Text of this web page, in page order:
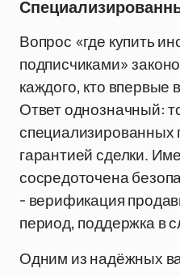
Вопрос «где купить
подписчиками»
каждого, кто впервые
Ответ однозначный:
специализированных
гарантией сделки.
сосредоточена
- верификация
период, поддержка в
Одним из надёжных